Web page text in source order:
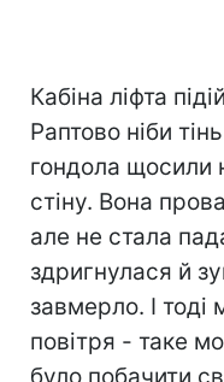
Кабіна ліфта
Раптово ніби
гондола щосили
стіну. Вона
але не стала
здригнулася й
завмерло. І тоді
повітря - таке